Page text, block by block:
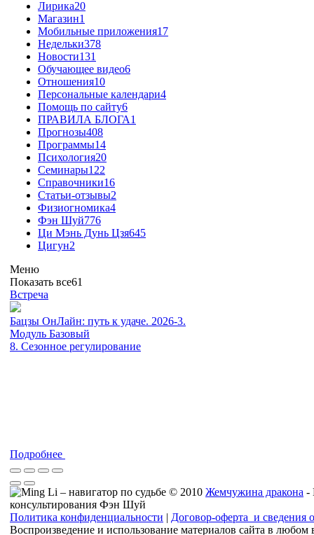
Лирика20
Магазин1
Мобильные приложения17
Недельки378
Новости131
Обучающее видео6
Отношения10
Персональные календари4
Помощь по сайту6
ПРАВИЛА БЛОГА1
Прогнозы408
Программы14
Психология20
Семинары122
Справочники16
Статьи-отзывы2
Физиогномика4
Фэн Шуй776
Ци Мэнь Дунь Цзя645
Цигун2
Меню
Показать все61
Встреча
Бацзы ОнЛайн: путь к удаче. 2026-3.
Модуль Базовый
8. Сезонное регулирование
Подробнее
© 2010 Жемчужина дракона -
консультирования Фэн Шуй
Политика конфиденциальности | Договор-оферта и сведения
Воспроизведение и использование материалов сайта в любом